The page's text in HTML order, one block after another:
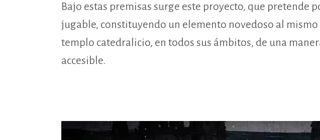
Bajo estas premisas surge este proyecto, que pretende
jugable, constituyendo un elemento novedoso al
templo catedralicio, en todos sus ámbitos, de una
accesible.
Reproductor